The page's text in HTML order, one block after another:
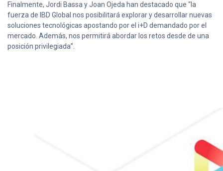
Finalmente, Jordi Bassa y Joan Ojeda han destacado que “la
fuerza de IBD Global nos posibilitará explorar y desarrollar nuevas
soluciones tecnológicas apostando por el i+D demandado por el
mercado. Además, nos permitirá abordar los retos desde de una
posición privilegiada”.